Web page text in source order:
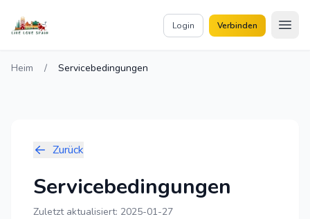
Login Verbinden
Heim / Servicebedingungen
Zurück
Servicebedingungen
Zuletzt aktualisiert: 2025-01-27